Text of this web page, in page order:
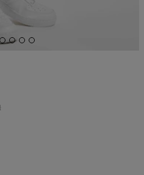
Aktionspreis: 27,99 EUR